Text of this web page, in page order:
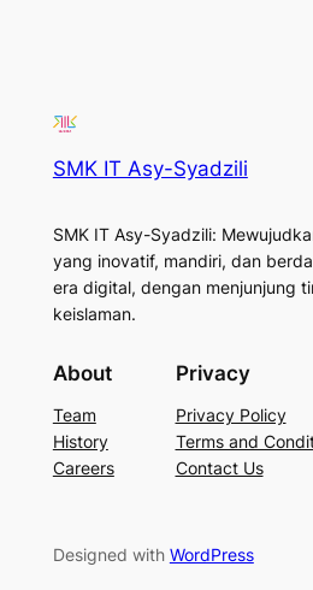
SMK IT Asy-Syadzili
SMK IT Asy-Syadzili:
yang inovatif, mandiri, dan
era digital, dengan menjunjung
keislaman.
About
Team
History
Careers
Privacy
Privacy Policy
Terms and
Contact Us
Designed with WordPress